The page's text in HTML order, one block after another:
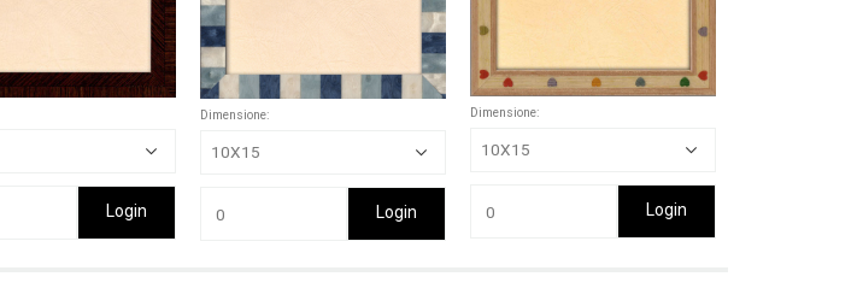
Login
Dimensione:
Login
Dimensione:
Login